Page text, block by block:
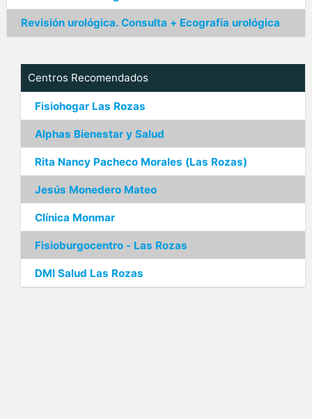
Revisión urológica. Consulta + Ecografía urológica
Centros Recomendados
Fisiohogar Las Rozas
Alphas Bienestar y Salud
Rita Nancy Pacheco Morales (Las Rozas)
Jesús Monedero Mateo
Clínica Monmar
Fisioburgocentro - Las Rozas
DMI Salud Las Rozas